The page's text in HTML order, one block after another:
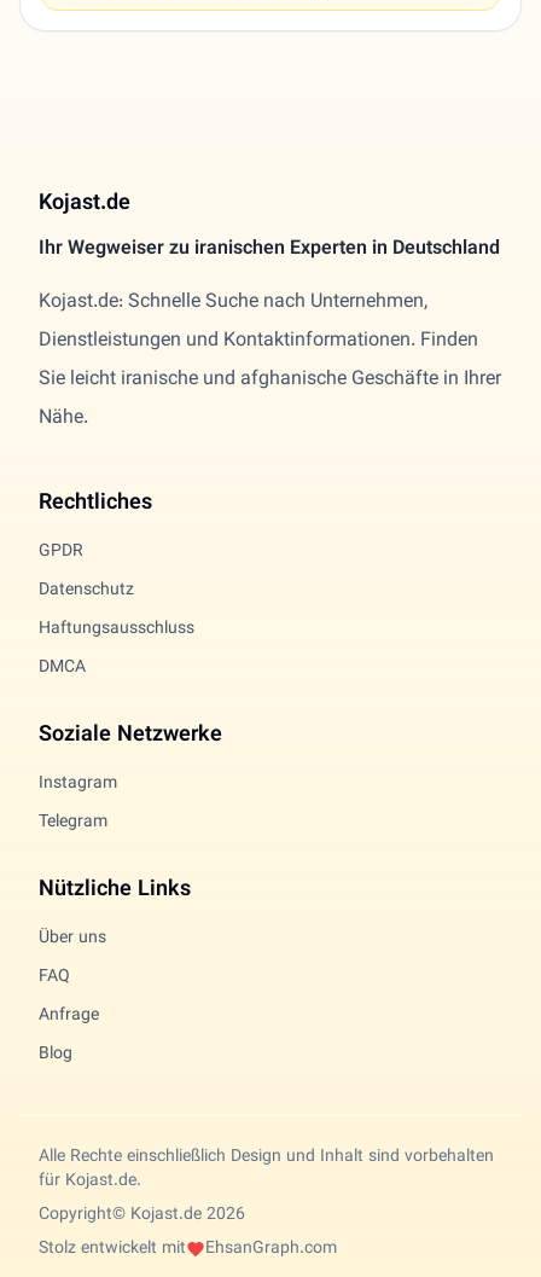
Kojast.de
Ihr Wegweiser zu iranischen Experten in Deutschland
Kojast.de: Schnelle Suche nach Unternehmen,
Dienstleistungen und Kontaktinformationen. Finden
Sie leicht iranische und afghanische Geschäfte in Ihrer
Nähe.
Rechtliches
GPDR
Datenschutz
Haftungsausschluss
DMCA
Soziale Netzwerke
Instagram
Telegram
Nützliche Links
Über uns
FAQ
Anfrage
Blog
Alle Rechte einschließlich Design und Inhalt sind vorbehalten
für Kojast.de.
Copyright© Kojast.de 2026
Stolz entwickelt mit
EhsanGraph.com